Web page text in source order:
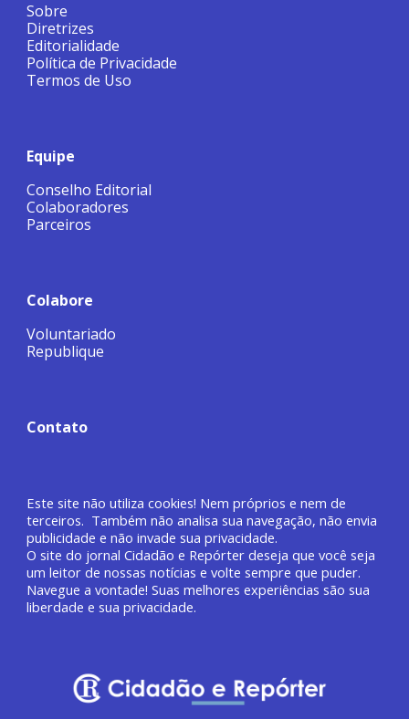
Sobre
Diretrizes
Editorialidade
Política de Privacidade
Termos de Uso
Equipe
Conselho Editorial
Colaboradores
Parceiros
Colabore
Voluntariado
Republique
Contato
Este site não utiliza cookies! Nem próprios e nem de
terceiros. Também não analisa sua navegação, não envia
publicidade e não invade sua privacidade.
O site do jornalCidadão e Repórter deseja que você seja
um leitor de nossas notícias e volte sempre que puder.
Navegue a vontade! Suas melhores experiências são sua
liberdade e sua privacidade.